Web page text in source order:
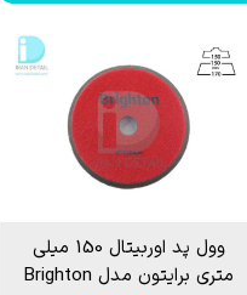
وول پد اوربیتال 150 ميلی
متری برایتون مدل Brighton